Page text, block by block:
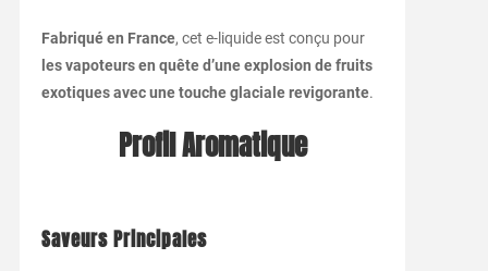
Fabriqué en France, cet e-liquide est conçu pour
les vapoteurs en quête d’une explosion de fruits
exotiques avec une touche glaciale revigorante.
Profil Aromatique
Saveurs Principales